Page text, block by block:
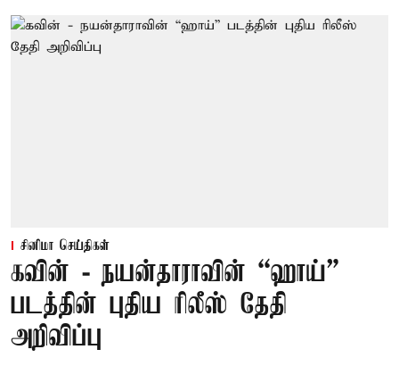
சினிமா செய்திகள்
கவின் - நயன்தாராவின் “ஹாய்”
படத்தின் புதிய ரிலீஸ் தேதி
அறிவிப்பு